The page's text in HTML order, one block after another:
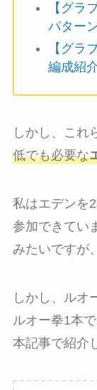
【グ
パター
【グ
編成紹
しかし、これ
低でも必要な
私はエデンを
参加できてい
みたいですが
しかし、ルオ
ルオー拳1本
本記事で紹介